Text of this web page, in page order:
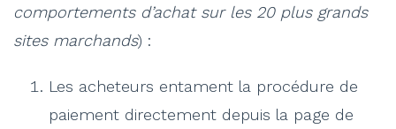
comportements d’achat sur les 20 plus grands
sites marchands) :
Les acheteurs entament la procédure de
paiement directement depuis la page de